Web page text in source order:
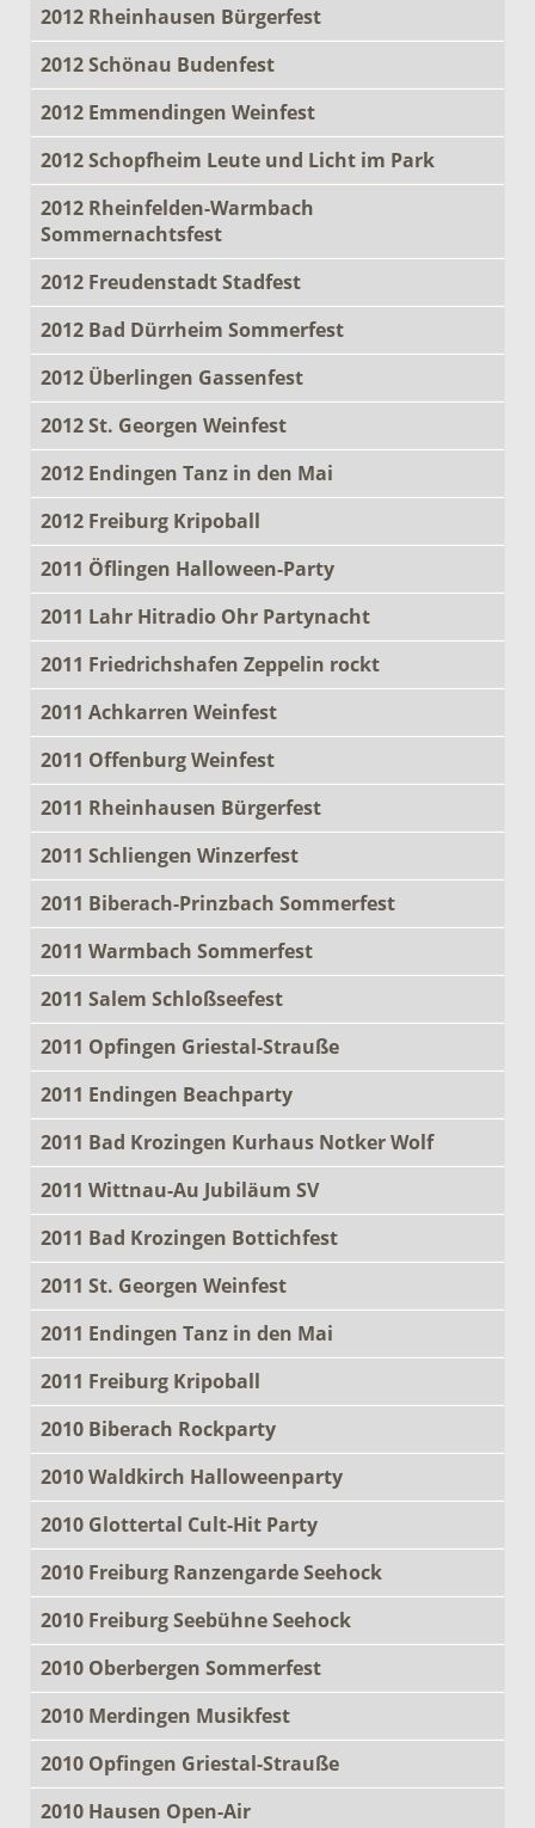
2012 Rheinhausen Bürgerfest
2012 Schönau Budenfest
2012 Emmendingen Weinfest
2012 Schopfheim Leute und Licht im Park
2012 Rheinfelden-Warmbach
Sommernachtsfest
2012 Freudenstadt Stadfest
2012 Bad Dürrheim Sommerfest
2012 Überlingen Gassenfest
2012 St. Georgen Weinfest
2012 Endingen Tanz in den Mai
2012 Freiburg Kripoball
2011 Öflingen Halloween-Party
2011 Lahr Hitradio Ohr Partynacht
2011 Friedrichshafen Zeppelin rockt
2011 Achkarren Weinfest
2011 Offenburg Weinfest
2011 Rheinhausen Bürgerfest
2011 Schliengen Winzerfest
2011 Biberach-Prinzbach Sommerfest
2011 Warmbach Sommerfest
2011 Salem Schloßseefest
2011 Opfingen Griestal-Strauße
2011 Endingen Beachparty
2011 Bad Krozingen Kurhaus Notker Wolf
2011 Wittnau-Au Jubiläum SV
2011 Bad Krozingen Bottichfest
2011 St. Georgen Weinfest
2011 Endingen Tanz in den Mai
2011 Freiburg Kripoball
2010 Biberach Rockparty
2010 Waldkirch Halloweenparty
2010 Glottertal Cult-Hit Party
2010 Freiburg Ranzengarde Seehock
2010 Freiburg Seebühne Seehock
2010 Oberbergen Sommerfest
2010 Merdingen Musikfest
2010 Opfingen Griestal-Strauße
2010 Hausen Open-Air